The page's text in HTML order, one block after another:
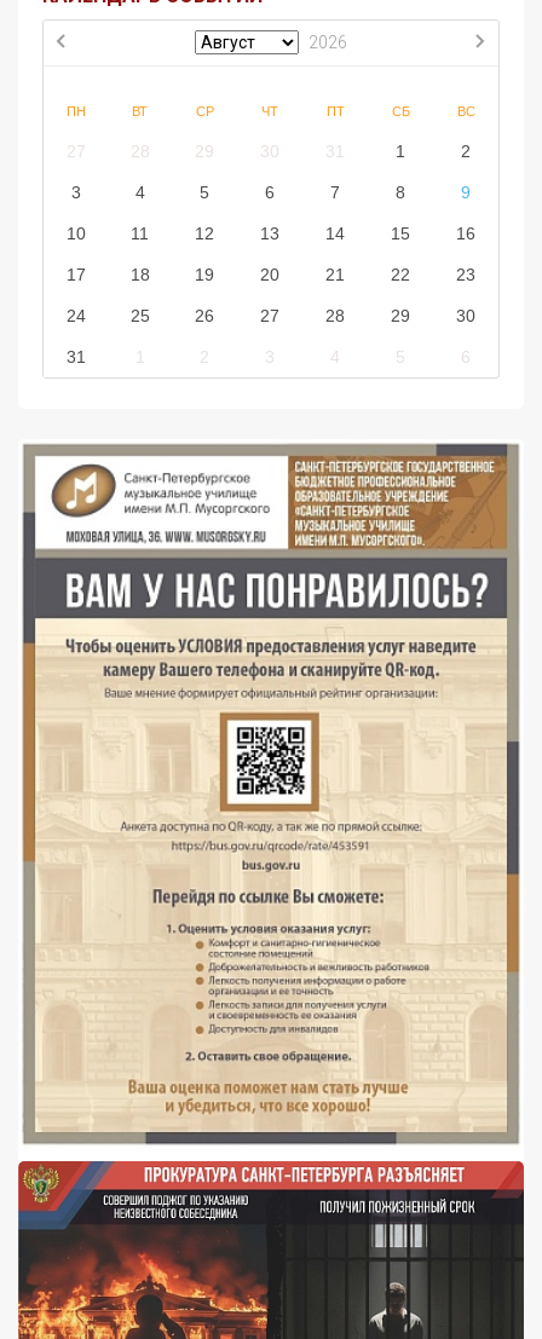
2026
ПН ВТ СР ЧТ ПТ СБ ВС
27 28 29 30 31 1 2
3 4 5 6 7 8 9
10 11 12 13 14 15 16
17 18 19 20 21 22 23
24 25 26 27 28 29 30
31 1 2 3 4 5 6